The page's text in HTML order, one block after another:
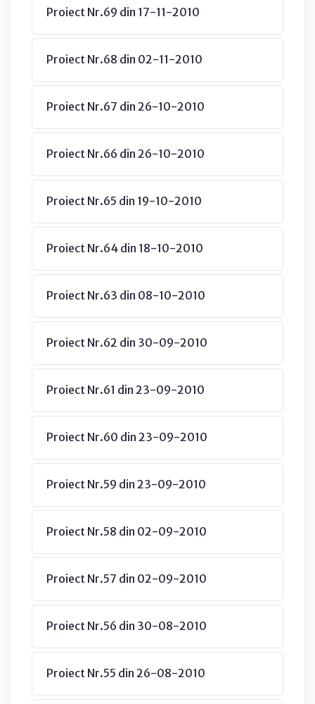
Proiect Nr.69 din 17-11-2010
Proiect Nr.68 din 02-11-2010
Proiect Nr.67 din 26-10-2010
Proiect Nr.66 din 26-10-2010
Proiect Nr.65 din 19-10-2010
Proiect Nr.64 din 18-10-2010
Proiect Nr.63 din 08-10-2010
Proiect Nr.62 din 30-09-2010
Proiect Nr.61 din 23-09-2010
Proiect Nr.60 din 23-09-2010
Proiect Nr.59 din 23-09-2010
Proiect Nr.58 din 02-09-2010
Proiect Nr.57 din 02-09-2010
Proiect Nr.56 din 30-08-2010
Proiect Nr.55 din 26-08-2010